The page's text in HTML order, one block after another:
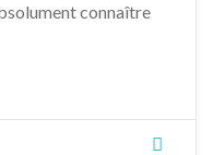
connaître